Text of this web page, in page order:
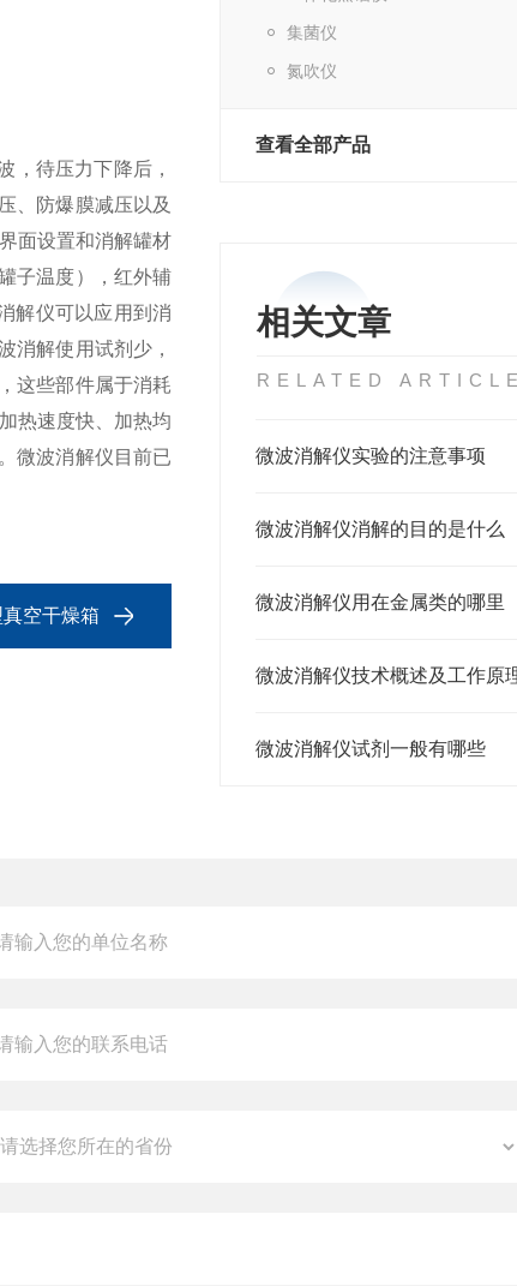
集菌仪
氮吹仪
查看全部产品
相关文章
RELATED
微波消解仪实验的注意事项
微波消解仪消解的目的是什么
微波消解仪用在金属类的哪里
微波消解仪技术概述及工作原
微波消解仪试剂一般有哪些
待压力下降后，
、防爆膜减压以及
面设置和消解罐材
子温度），红外辅
仪可以应用到消
消解使用试剂少，
这些部件属于消耗
热速度快、加热均
微波消解仪目前已
空干燥箱